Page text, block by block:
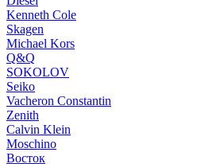
Kenneth Cole
Skagen
Michael Kors
Q&Q
SOKOLOV
Seiko
Vacheron Constantin
Zenith
Calvin Klein
Moschino
Восток